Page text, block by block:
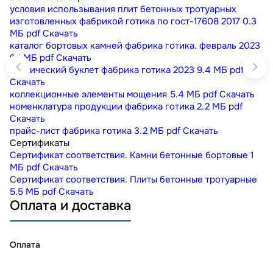
условия использывания плит бетонных тротуарных
изготовленных фабрикой готика по гост-17608 2017 0.3
МБ pdf Скачать
каталог бортовых камней фабрика готика. февраль 2023
9.1 МБ pdf Скачать
технический буклет фабрика готика 2023 9.4 МБ pdf
Скачать
коллекционные элементы мощения 5.4 МБ pdf Скачать
номенклатура продукции фабрика готика 2.2 МБ pdf
Скачать
прайс-лист фабрика готика 3.2 МБ pdf Скачать
Сертификаты
Сертификат соответствия. Камни бетонные бортовые 1
МБ pdf Скачать
Сертификат соответствия. Плиты бетонные тротуарные
5.5 МБ pdf Скачать
Оплата и доставка
Оплата